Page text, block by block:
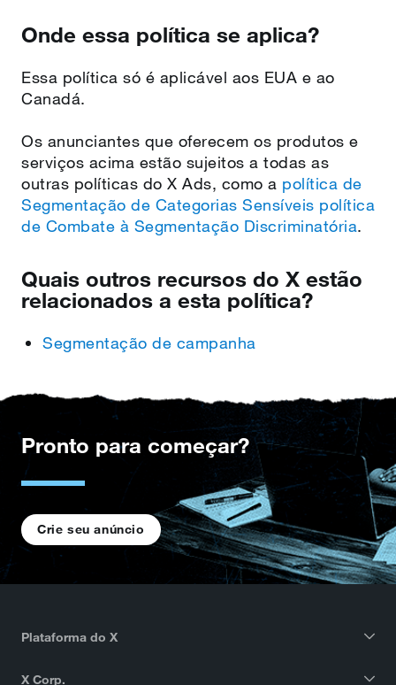
Onde essa política se aplica?
Essa política só é aplicável aos EUA e ao
Canadá.
Os anunciantes que oferecem os produtos e
serviços acima estão sujeitos a todas as
outras políticas do X Ads, como a política de
Segmentação de Categorias Sensíveis política
de Combate à Segmentação Discriminatória.
Quais outros recursos do X estão
relacionados a esta política?
Segmentação de campanha
Pronto para começar?
Crie seu anúncio
Plataforma do X
X Corp.